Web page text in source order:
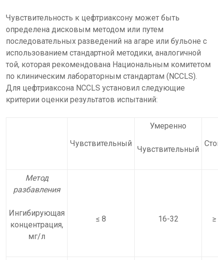
Чувствительность к цефтриаксону может быть
определена дисковым методом или путем
последовательных разведений на агаре или бульоне с
использованием стандартной методики, аналогичной
той, которая рекомендована Национальным комитетом
по клиническим лабораторным стандартам (NCCLS).
Для цефтриаксона NCCLS установил следующие
критерии оценки результатов испытаний:
Чувствительный
Умеренно
Чувствительный
Метод
разбавления
Ингибирующая
концентрация,
мг/л
≤ 8 16-32